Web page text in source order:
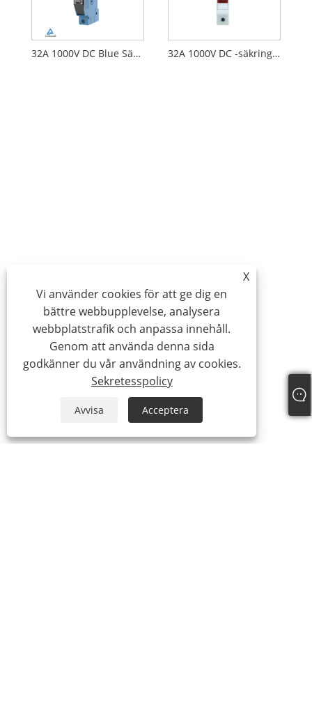
32A 1000V DC Blue Säkring 32A 1000V DC -säkringshållare med indikatorljus
X
Vi använder cookies för att ge dig en
bättre webbupplevelse, analysera
webbplatstrafik och anpassa innehåll.
Genom att använda denna sida
godkänner du vår användning av cookies.
Sekretesspolicy
Avvisa Acceptera